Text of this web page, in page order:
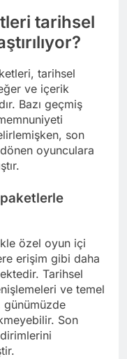
tarihsel
tarihsel
ve içerik
Bazı geçmiş
son
oyunculara
özel oyun içi
erişim gibi daha
Tarihsel
ve temel
günümüzde
Son